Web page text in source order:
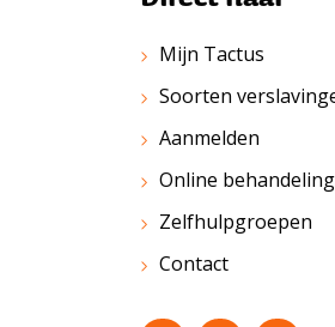
Mijn Tactus
Soorten
Aanmelden
Online behandeling
Zelfhulpgroepen
Contact